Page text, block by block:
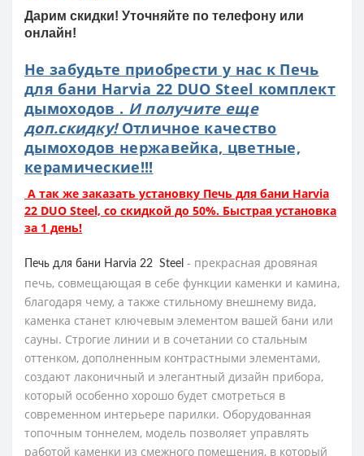
Дарим скидки! Уточняйте по телефону или
онлайн!
Не забудьте приобрести у нас к Печь
для бани Harvia 22 DUO Steel комплект
дымоходов . И получите еще
доп.скидку!Отличное качество
дымоходов нержавейка, цветные,
керамические!!!
А так же заказать установку Печь для бани Harvia
22 DUO Steel, со скидкой до 50%. Быстрая установка
за 1 день!
Печь для бани Harvia 22 Steel - прекрасная дровяная
печь, совмещающая в себе функции каменки и камина,
благодаря чему, а также стильному внешнему вида,
каменка станет ключевым элементом вашей бани или
сауны. Строгие линии и в сочетании со стальным
оттенком, дополненным контрастными элементами,
создают лаконичный и элегантный дизайн прибора,
который особенно хорошо будет смотреться в
современном интерьере парилки. Оборудованная
топочным тоннелем, модель позволяет управлять
работой каменки из смежного помещения, в который